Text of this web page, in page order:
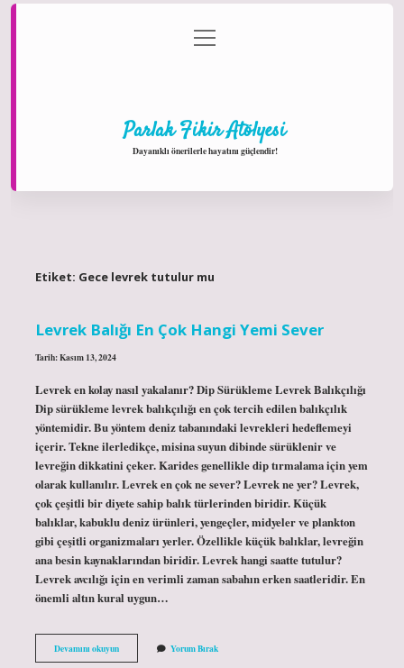
Gizlilik Politikası
menüyü
aç
Parlak Fikir Atölyesi
Dayanıklı önerilerle hayatını güçlendir!
Etiket: Gece levrek tutulur mu
Levrek Balığı En Çok Hangi Yemi Sever
Tarih: Kasım 13, 2024
Levrek en kolay nasıl yakalanır? Dip Sürükleme Levrek Balıkçılığı
Dip sürükleme levrek balıkçılığı en çok tercih edilen balıkçılık
yöntemidir. Bu yöntem deniz tabanındaki levrekleri hedeflemeyi
içerir. Tekne ilerledikçe, misina suyun dibinde sürüklenir ve
levreğin dikkatini çeker. Karides genellikle dip tırmalama için yem
olarak kullanılır. Levrek en çok ne sever? Levrek ne yer? Levrek,
çok çeşitli bir diyete sahip balık türlerinden biridir. Küçük
balıklar, kabuklu deniz ürünleri, yengeçler, midyeler ve plankton
gibi çeşitli organizmaları yerler. Özellikle küçük balıklar, levreğin
ana besin kaynaklarından biridir. Levrek hangi saatte tutulur?
Levrek avcılığı için en verimli zaman sabahın erken saatleridir. En
önemli altın kural uygun…
Devamını okuyunLevrek
Balığı
Yorum Bırak